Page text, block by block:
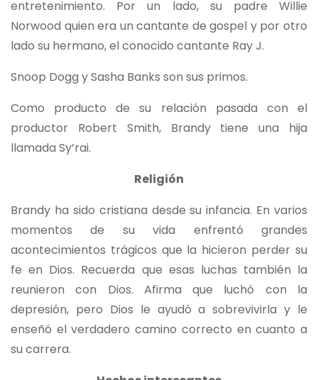
entretenimiento. Por un lado, su padre Willie
Norwood quien era un cantante de gospel y por otro
lado su hermano, el conocido cantante Ray J.
Snoop Dogg y Sasha Banks son sus primos.
Como producto de su relación pasada con el
productor Robert Smith, Brandy tiene una hija
llamada Sy’rai.
Religión
Brandy ha sido cristiana desde su infancia. En varios
momentos de su vida enfrentó grandes
acontecimientos trágicos que la hicieron perder su
fe en Dios. Recuerda que esas luchas también la
reunieron con Dios. Afirma que luchó con la
depresión, pero Dios le ayudó a sobrevivirla y le
enseñó el verdadero camino correcto en cuanto a
su carrera.